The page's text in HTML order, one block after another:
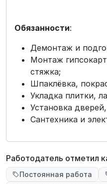
Обязанности:
Демонтаж и
Монтаж
стяжка;
Шпаклёвка,
Укладка плитки,
Установка
Сантехника и
Работодатель отметил
Постоянная работа